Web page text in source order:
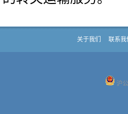
关于我们 联系我
沪